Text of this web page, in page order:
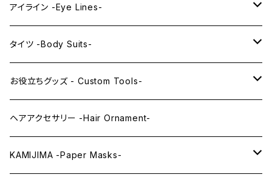
PRINCESS series
KAWAII Little series
ミドル -Middle-
レンズアイ -Lens Eyes-
レンズアイ
レンズアイEX
クリスタルアイ -Crystal Eyes-
アイライン -Eye Lines-
アイラインステッカー -Eye Line Stickers-
まゆ毛 -Eyebrows-
まつ毛 -Eyelash-
タイツ -Body Suits-
全身タイツ -Full Body Suits-
上半身タイツ -Upper Body Suits-
お役立ちグッズ - Custom Tools-
カスタム用品 -Custom Tools-
ウィッグメンテナンス -Wig Maintenance-
ヘアアクセサリー -Hair Ornament-
KAMIJIMA -Paper Masks-